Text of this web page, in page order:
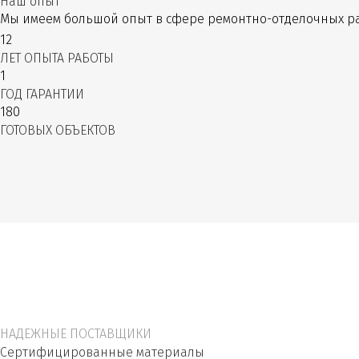
Мы имеем большой опыт в сфере ремонтно-отделочных
12
ЛЕТ ОПЫТА РАБОТЫ
1
ГОД ГАРАНТИИ
180
ГОТОВЫХ ОБЪЕКТОВ
НАДЕЖНЫЕ ПОСТАВЩИКИ
Сертифицированные материалы